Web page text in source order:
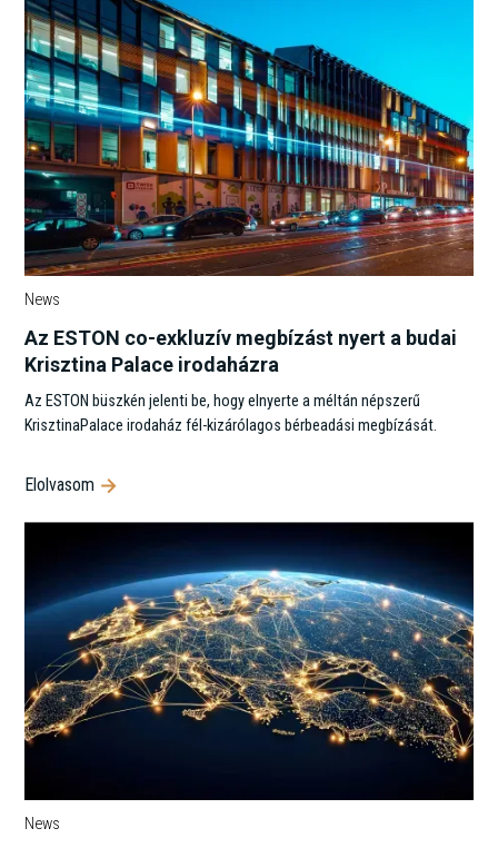
News
Az ESTON co-exkluzív megbízást nyert a budai
Krisztina Palace irodaházra
Az ESTON büszkén jelenti be, hogy elnyerte a méltán népszerű
KrisztinaPalace irodaház fél-kizárólagos bérbeadási megbízását.
Elolvasom
News